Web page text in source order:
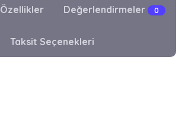
Özellikler Değerlendirmeler 0
Taksit Seçenekleri